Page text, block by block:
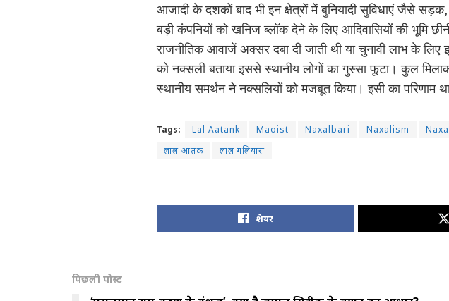
आजादी के दशकों बाद भी इन क्षेत्रों में बुनियादी सुविधाएं जैसे
बड़ी कंपनियों को खनिज ब्लॉक देने के लिए आदिवासियों की भूमि
राजनीतिक आवाजें अक्सर दबा दी जाती थी या चुनावी लाभ के लिए
को नक्सली बताया इससे स्थानीय लोगों का गुस्सा फूटा। कुल
स्थानीय समर्थन ने नक्सलियों को मजबूत किया। इसी का परिणाम
Tags: Lal Aatank Maoist Naxalbari Naxalism
लाल आतंक
लाल गलियारा
शेयर
पिछली पोस्ट